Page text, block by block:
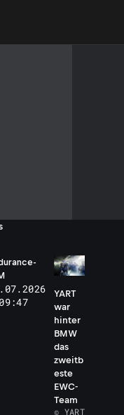
YART
war
hinter
BMW
das
zweitb
este
EWC-
Team
© YART